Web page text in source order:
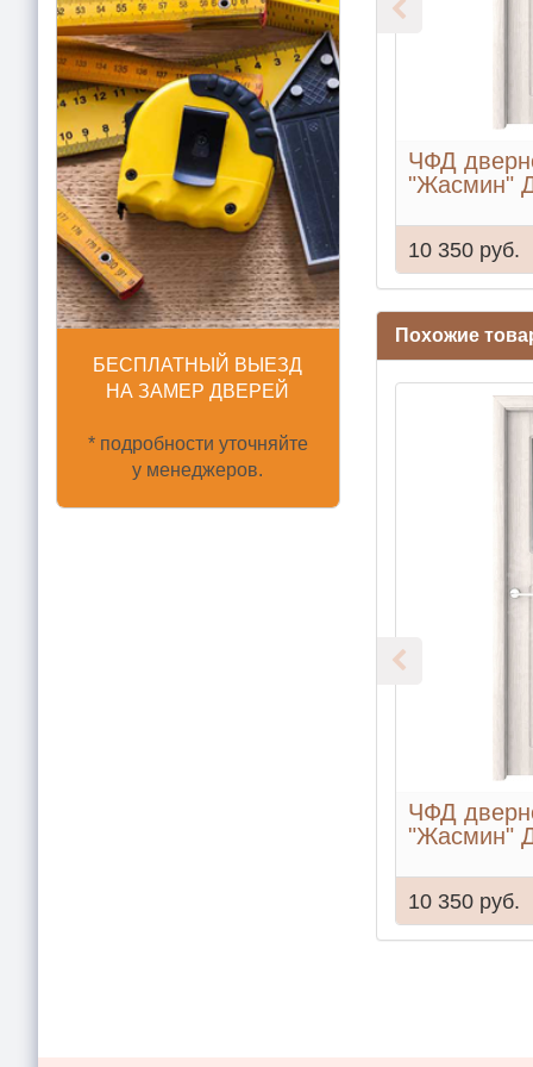
БЕСПЛАТНЫЙ ВЫЕЗД
НА ЗАМЕР ДВЕРЕЙ
* подробности уточняйте
у менеджеров.
ЧФД
"Жасмин"
10 350 руб.
Похожие
ЧФД
"Жасмин"
10 350 руб.